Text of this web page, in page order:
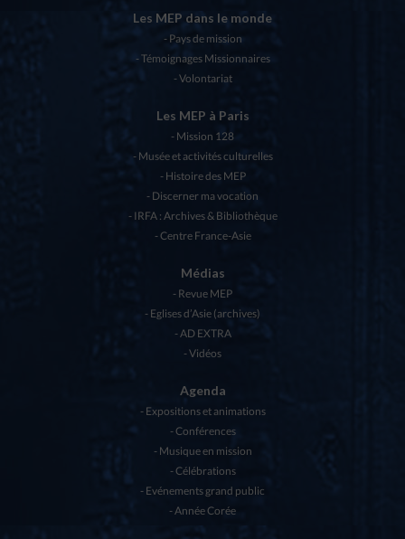
Les MEP dans le monde
Pays de mission
Témoignages Missionnaires
Volontariat
Les MEP à Paris
Mission 128
Musée et activités culturelles
Histoire des MEP
Discerner ma vocation
IRFA : Archives & Bibliothèque
Centre France-Asie
Médias
Revue MEP
Eglises d’Asie (archives)
AD EXTRA
Vidéos
Agenda
Expositions et animations
Conférences
Musique en mission
Célébrations
Evénements grand public
Année Corée